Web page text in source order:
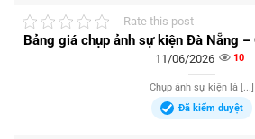
Rate this post
Bảng giá chụp ảnh sự kiện Đà Nẵng
11/06/2026 10
Chụp ảnh sự kiện là [...]
Đã kiểm duyệt